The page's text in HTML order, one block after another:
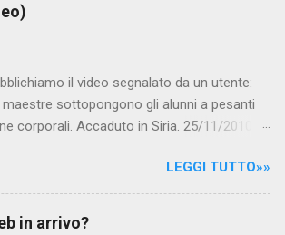
il video segnalato da un utente:
maestre sottopongono gli alunni a pesanti
corporali. Accaduto in Siria. 25/11/2010
5 "Forum" si è interessato al caso,
prontamente l'ambasciata siriana,
fare luce sulla vicenda: è emerso che il
LEGGI TUTTO»»
in arrivo?